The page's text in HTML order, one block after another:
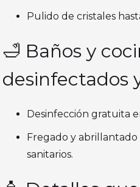
Pulido de cristales
🛁 Baños y
desinfectados
Desinfección gratuita
Fregado y abrillantado
sanitarios.